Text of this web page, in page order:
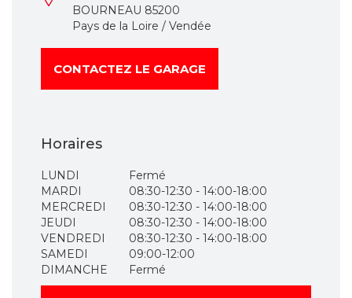
BOURNEAU 85200
Pays de la Loire / Vendée
CONTACTEZ LE GARAGE
Horaires
LUNDI
Fermé
MARDI
08:30-12:30 - 14:00-18:00
MERCREDI
08:30-12:30 - 14:00-18:00
JEUDI
08:30-12:30 - 14:00-18:00
VENDREDI
08:30-12:30 - 14:00-18:00
SAMEDI
09:00-12:00
DIMANCHE
Fermé